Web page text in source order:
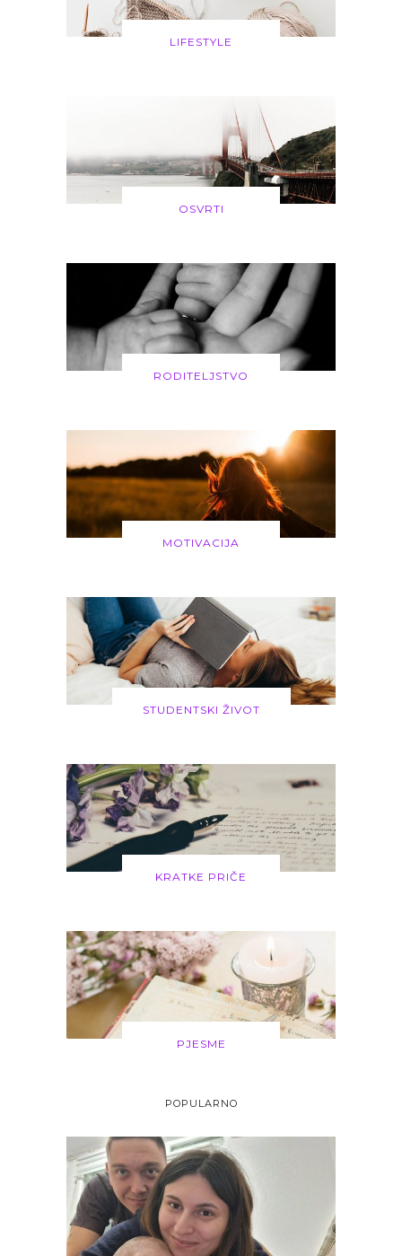
LIFESTYLE
OSVRTI
RODITELJSTVO
MOTIVACIJA
STUDENTSKI ŽIVOT
KRATKE PRIČE
PJESME
POPULARNO